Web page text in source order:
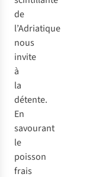
de
l’Adriatique
nous
invite
à
la
détente.
En
savourant
le
poisson
frais